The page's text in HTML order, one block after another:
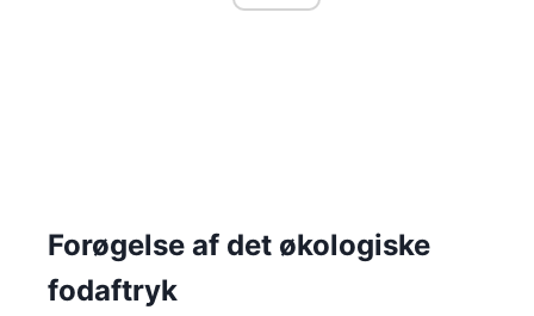
Forøgelse af det økologiske
fodaftryk